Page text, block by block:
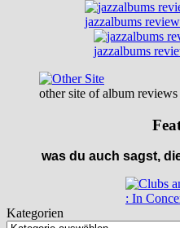
jazzalbums
jazzalbums
other site of album reviews
was du auch sagst,
: In
Kategorien